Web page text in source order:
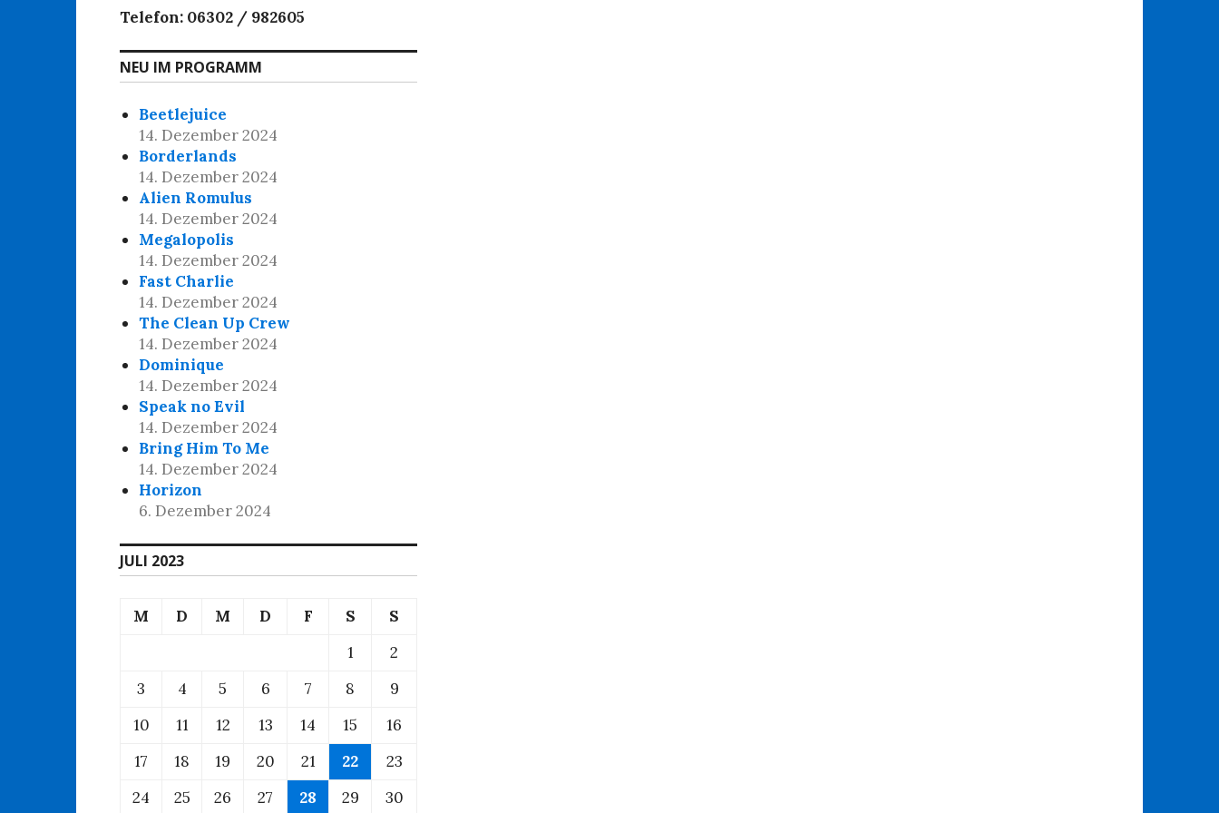
Telefon: 06302 / 982605
NEU IM PROGRAMM
Beetlejuice
14. Dezember 2024
Borderlands
14. Dezember 2024
Alien Romulus
14. Dezember 2024
Megalopolis
14. Dezember 2024
Fast Charlie
14. Dezember 2024
The Clean Up Crew
14. Dezember 2024
Dominique
14. Dezember 2024
Speak no Evil
14. Dezember 2024
Bring Him To Me
14. Dezember 2024
Horizon
6. Dezember 2024
JULI 2023
M D M D F S
S
1
2
3
4 5 6 7 8
9
10
11 12 13 14 15
16
17
18 19 20 21 22
23
24
25 26 27 28 29 30